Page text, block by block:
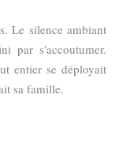
Le silence ambiant
par s'accoutumer.
entier se déployait
sa famille.